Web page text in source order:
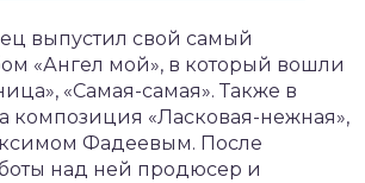
выпустил свой самый
«Ангел мой», в который вошли
«Самая-самая». Также в
композиция «Ласковая-нежная»,
Фадеевым. После
над ней продюсер и